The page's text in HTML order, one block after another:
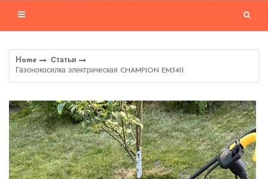
Home
Статьи
Газонокосилка электрическая CHAMPION EM3411